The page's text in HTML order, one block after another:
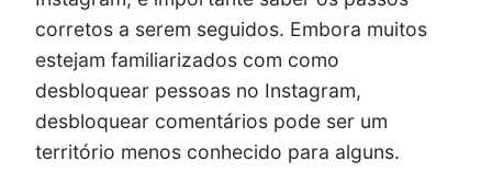
corretos a serem seguidos. Embora muitos
estejam familiarizados com como
desbloquear pessoas no Instagram,
desbloquear comentários pode ser um
território menos conhecido para alguns.